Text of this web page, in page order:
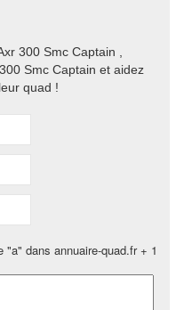
300 Smc Captain ,
Smc Captain et aidez
quad !
"a" dans annuaire-quad.fr + 1